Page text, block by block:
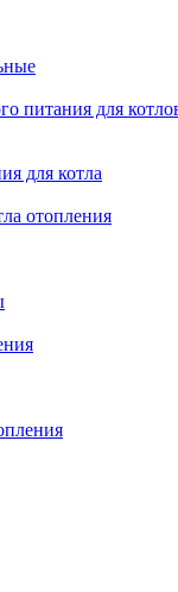
питания для
для котла
отопления